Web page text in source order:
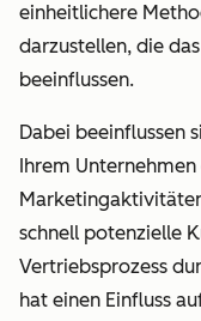
einheitlichere
darzustellen, die
beeinflussen.
Dabei beeinflussen
Ihrem
schnell potenzielle
Vertriebsprozess
hat einen Einfluss